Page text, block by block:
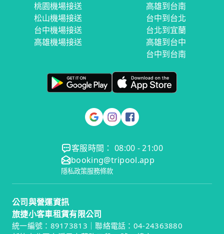
桃園機場接送
松山機場接送
台中機場接送
高雄機場接送
高雄到台南
台中到台北
台北到宜蘭
高雄到台中
台中到台南
客服時間： 08:00 - 21:00
booking@tripool.app
隱私政策服務條款
公司與營運資訊
旅捷小客車租賃有限公司
統一編號：89173813｜聯絡電話：04-24363880